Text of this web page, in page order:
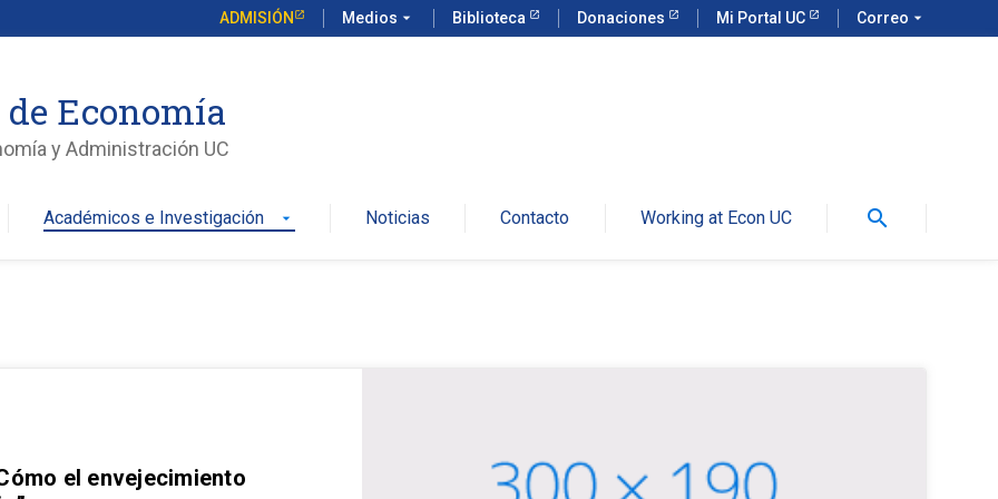
ADMISIÓN Medios arrow_drop_down Biblioteca Donaciones Mi Portal UC Correo arrow_drop_down
Economía
y Administración UC
Académicos e Investigación arrow_drop_down Noticias Contacto Working at Econ UC search
el envejecimiento